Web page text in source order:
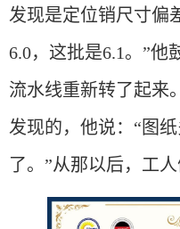
发现是定位销尺寸偏
6.0，这批是6.1。”他
流水线重新转了起来
发现的，他说：“图
了。”从那以后，工